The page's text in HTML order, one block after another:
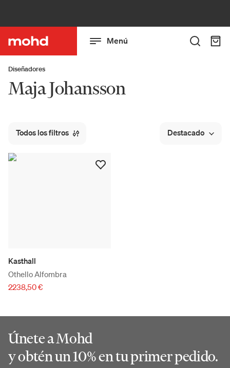
Menú
Diseñadores
Maja Johansson
Todos los filtros Destacado
Kasthall
Othello Alfombra
2238,50 €
Únete a Mohd
y obtén un 10% en tu primer pedido.